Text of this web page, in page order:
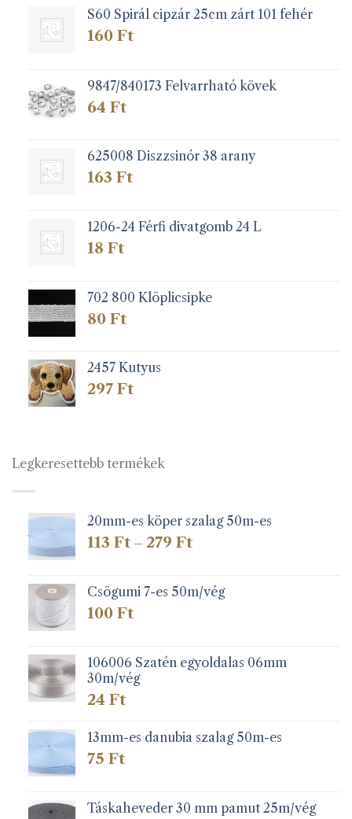
termékoldalon
választhatók
termékoldalon
S60 Spirál cipzár 25cm zárt 101 fehér
160 Ft
9847/840173 Felvarrható kövek
64 Ft
625008 Diszzsinór 38 arany
163 Ft
1206-24 Férfi divatgomb 24 L
18 Ft
702 800 Klöplicsipke
80 Ft
2457 Kutyus
297 Ft
Legkeresettebb termékek
20mm-es köper szalag 50m-es
113 Ft – 279 FtÁrtartomány:
279 Ft
Csögumi 7-es 50m/vég
100 Ft
106006 Szatén egyoldalas 06mm
30m/vég
24 Ft
13mm-es danubia szalag 50m-es
75 Ft
Táskaheveder 30 mm pamut 25m/vég